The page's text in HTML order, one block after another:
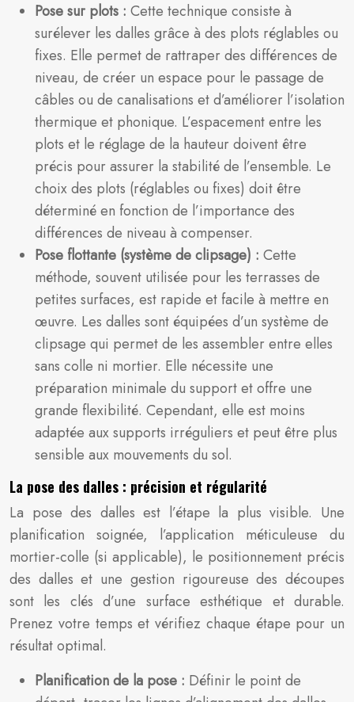
Pose sur plots : Cette technique consiste à
surélever les dalles grâce à des plots réglables ou
fixes. Elle permet de rattraper des différences de
niveau, de créer un espace pour le passage de
câbles ou de canalisations et d’améliorer l’isolation
thermique et phonique. L’espacement entre les
plots et le réglage de la hauteur doivent être
précis pour assurer la stabilité de l’ensemble. Le
choix des plots (réglables ou fixes) doit être
déterminé en fonction de l’importance des
différences de niveau à compenser.
Pose flottante (système de clipsage) : Cette
méthode, souvent utilisée pour les terrasses de
petites surfaces, est rapide et facile à mettre en
œuvre. Les dalles sont équipées d’un système de
clipsage qui permet de les assembler entre elles
sans colle ni mortier. Elle nécessite une
préparation minimale du support et offre une
grande flexibilité. Cependant, elle est moins
adaptée aux supports irréguliers et peut être plus
sensible aux mouvements du sol.
La pose des dalles : précision et régularité
La pose des dalles est l’étape la plus visible. Une
planification soignée, l’application méticuleuse du
mortier-colle (si applicable), le positionnement précis
des dalles et une gestion rigoureuse des découpes
sont les clés d’une surface esthétique et durable.
Prenez votre temps et vérifiez chaque étape pour un
résultat optimal.
Planification de la pose : Définir le point de